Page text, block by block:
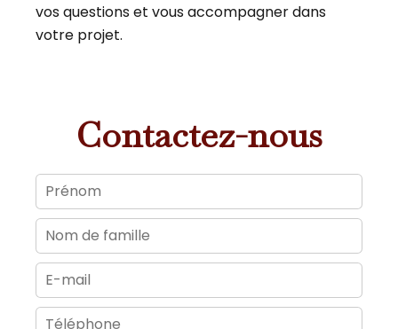
vos questions et vous accompagner dans
votre projet.
Contactez-nous